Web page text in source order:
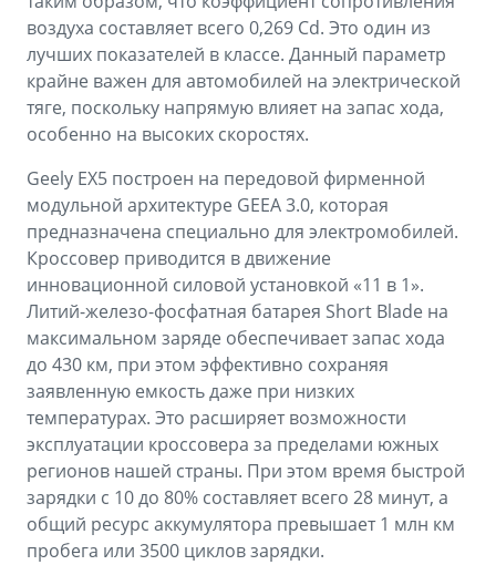
воздуха составляет всего 0,269 Cd. Это один из
лучших показателей в классе. Данный параметр
крайне важен для автомобилей на электрической
тяге, поскольку напрямую влияет на запас хода,
особенно на высоких скоростях.
Geely EX5 построен на передовой фирменной
модульной архитектуре GEEA 3.0, которая
предназначена специально для электромобилей.
Кроссовер приводится в движение
инновационной силовой установкой «11 в 1».
Литий-железо-фосфатная батарея Short Blade на
максимальном заряде обеспечивает запас хода
до 430 км, при этом эффективно сохраняя
заявленную емкость даже при низких
температурах. Это расширяет возможности
эксплуатации кроссовера за пределами южных
регионов нашей страны. При этом время быстрой
зарядки с 10 до 80% составляет всего 28 минут, а
общий ресурс аккумулятора превышает 1 млн км
пробега или 3500 циклов зарядки.